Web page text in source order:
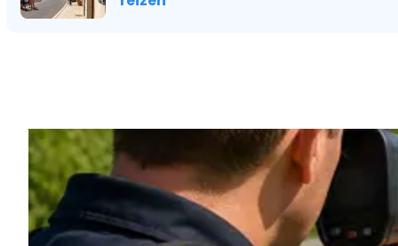
CENTRUM IN OOSTENDE KIEST
VOLOP VOOR DE AMERIKAANSE